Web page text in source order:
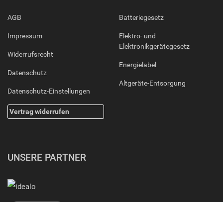
AGB
Impressum
Widerrufsrecht
Datenschutz
Datenschutz-Einstellungen
Vertrag widerrufen
Batteriegesetz
Elektro- und
Elektronikgerätegesetz
Energielabel
Altgeräte-Entsorgung
UNSERE PARTNER